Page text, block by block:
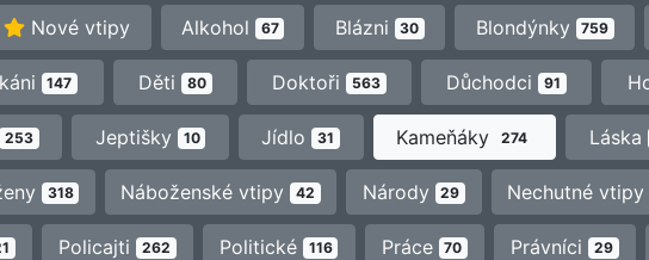
Nové vtipy Alkohol 67 Blázni 30 Blondýnky 759
147 Děti 80 Doktoři 563 Důchodci 91
253 Jeptišky 10 Jídlo 31 Kameňáky 274 Láska
318 Náboženské vtipy 42 Národy 29 Nechutné
Policajti 262 Politické 116 Práce 70 Právníci 29